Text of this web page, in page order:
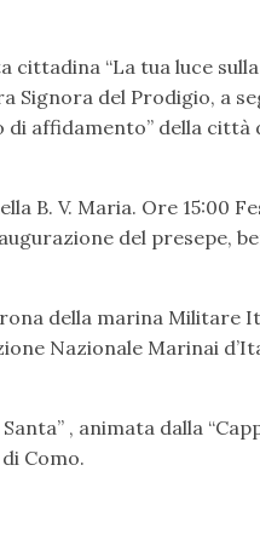
cittadina “La tua luce
Signora del Prodigio, a
di affidamento” della città
B. V. Maria. Ore 15:00
del presepe,
della marina Militare
Nazionale Marinai
, animata dalla
Como.